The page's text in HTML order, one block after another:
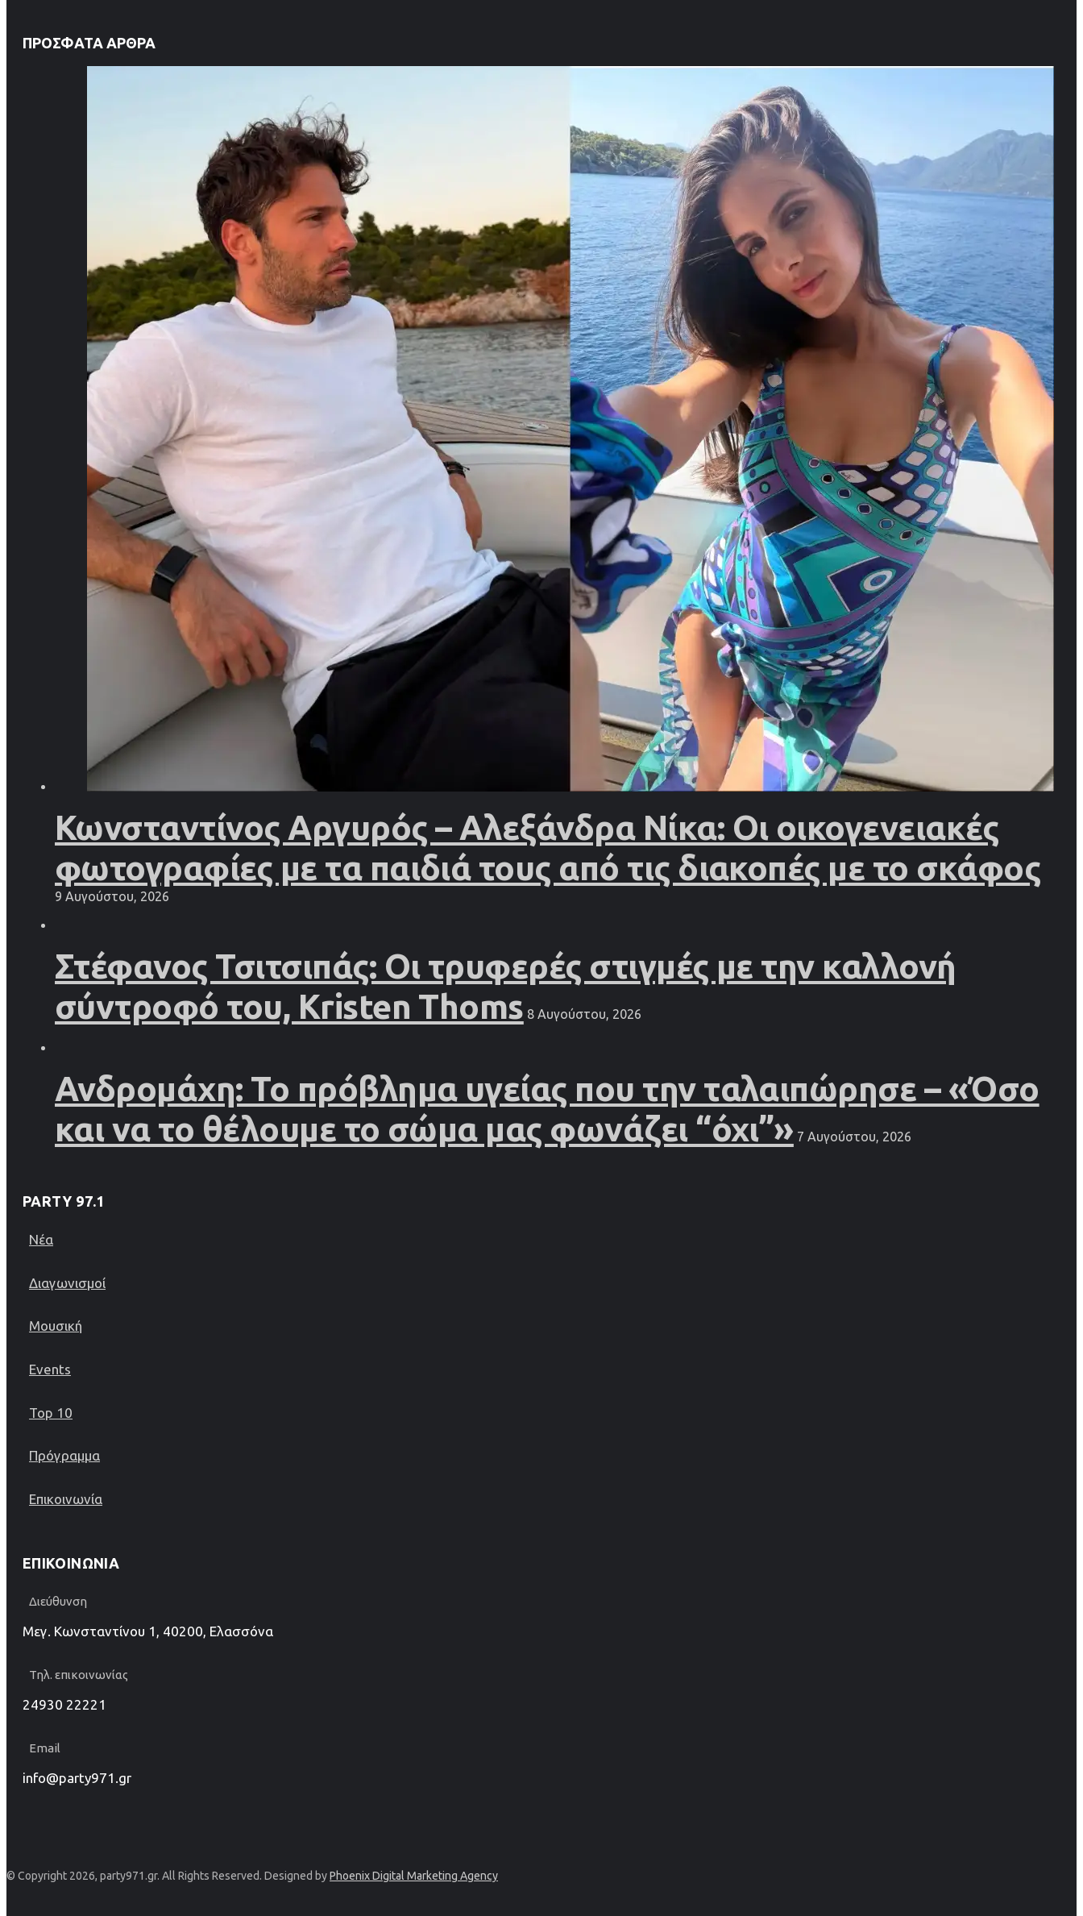
ΠΡΌΣΦΑΤΑ ΆΡΘΡΑ
Κωνσταντίνος Αργυρός – Αλεξάνδρα Νίκα: Οι οικογενειακές
φωτογραφίες με τα παιδιά τους από τις διακοπές με το σκάφος
9 Αυγούστου, 2026
Στέφανος Τσιτσιπάς: Οι τρυφερές στιγμές με την καλλονή
σύντροφό του, Kristen Thoms 8 Αυγούστου, 2026
Ανδρομάχη: Το πρόβλημα υγείας που την ταλαιπώρησε – «Όσο
και να το θέλουμε το σώμα μας φωνάζει “όχι”» 7 Αυγούστου, 2026
PARTY 97.1
Νέα
Διαγωνισμοί
Μουσική
Events
Top 10
Πρόγραμμα
Επικοινωνία
ΕΠΙΚΟΙΝΩΝΊΑ
Διεύθυνση
Μεγ. Κωνσταντίνου 1, 40200, Ελασσόνα
Τηλ. επικοινωνίας
24930 22221
Email
info@party971.gr
© Copyright 2026, party971.gr. All Rights Reserved. Designed byPhoenix Digital Marketing Agency